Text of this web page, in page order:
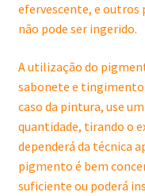
efervescente, e outros
não pode ser ingerido.
A utilização do
sabonete e tingimento
caso da pintura, use
quantidade, tirando o
dependerá da técnica
pigmento é bem
suficiente ou poderá